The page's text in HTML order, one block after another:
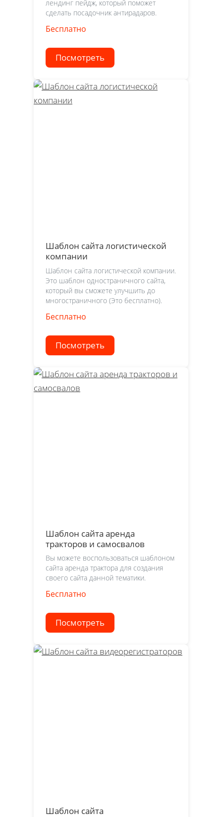
лендинг пейдж, который поможет
сделать посадочник антирадаров.
Бесплатно
Посмотреть
Шаблон сайта логистической
компании
Шаблон сайта логистической компании.
Это шаблон одностраничного сайта,
который вы сможете улучшить до
многостраничного (Это бесплатно).
Бесплатно
Посмотреть
Шаблон сайта аренда
тракторов и самосвалов
Вы можете воспользоваться шаблоном
сайта аренда трактора для создания
своего сайта данной тематики.
Бесплатно
Посмотреть
Шаблон сайта